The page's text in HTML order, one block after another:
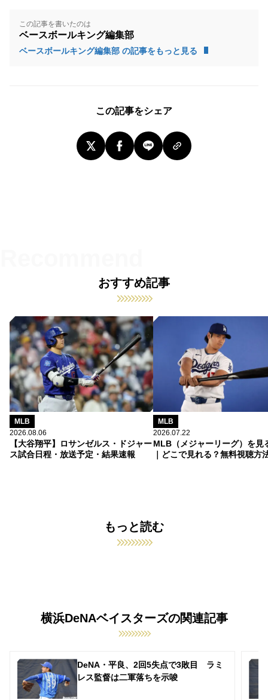
この記事を書いたのは
ベースボールキング編集部
ベースボールキング編集部 の記事をもっと見る
この記事をシェア
おすすめ記事
MLB
2026.08.06
【大谷翔平】ロサンゼルス・ドジャー
ス試合日程・放送予定・結果速報
MLB
2026.07.22
MLB（メジャーリーグ）を見
｜どこで見れる？無料視聴方
もっと読む
横浜DeNAベイスターズの関連記事
DeNA・平良、2回5失点で3敗目 ラミ
レス監督は二軍落ちを示唆